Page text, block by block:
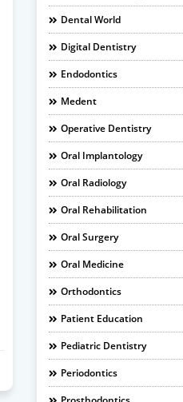
Dental World
Digital Dentistry
Endodontics
Medent
Operative Dentistry
Oral Implantology
Oral Radiology
Oral Rehabilitation
Oral Surgery
Oral Medicine
Orthodontics
Patient Education
Pediatric Dentistry
Periodontics